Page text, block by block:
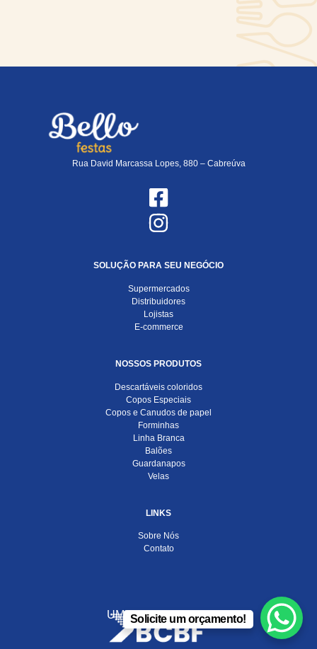
Rua David Marcassa Lopes, 880 – Cabreúva
SOLUÇÃO PARA SEU NEGÓCIO
Supermercados
Distribuidores
Lojistas
E-commerce
NOSSOS PRODUTOS
Descartáveis coloridos
Copos Especiais
Copos e Canudos de papel
Forminhas
Linha Branca
Balões
Guardanapos
Velas
LINKS
Sobre Nós
Contato
UMA EMPRESA DO
Solicite um orçamento!